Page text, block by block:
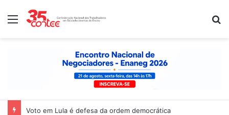
Menu
Voto em Lula é defesa da ordem democrática